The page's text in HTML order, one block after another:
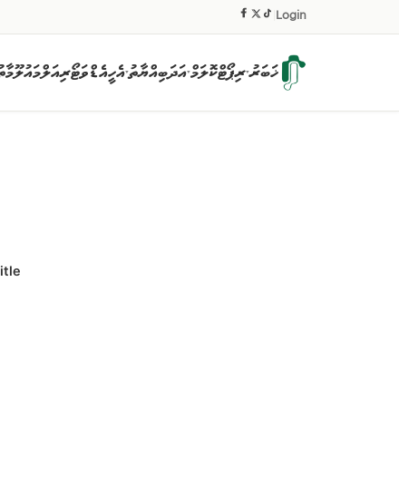
Login
ޚަބަރު▾ރިޕޯޓްކޮލަމް▾އަދަބިއްޔާތު▾އެހީއެޑްވަޓޯރިއަލް